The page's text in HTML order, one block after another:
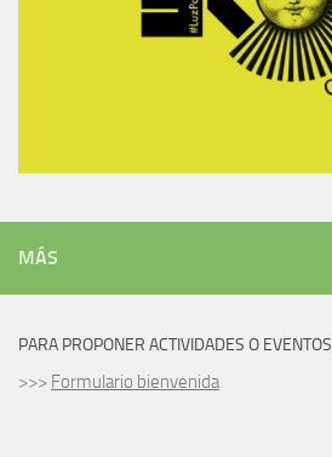
MÁS
PARA PROPONER ACTIVIDADES O EVENTOS
>>> Formulario bienvenida